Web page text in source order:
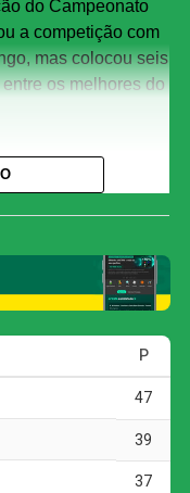
do Campeonato
a competição com
mas colocou seis
os melhores do
a taça, teve
o zagueiro Léo
reduzida na
a flertar com a
rubro-negros, a
de outras equipes.
apareceu
foi eleito um dos
a equipe o lateral
e o atacante